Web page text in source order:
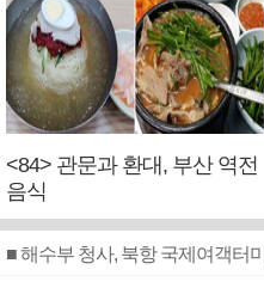
<84> 관문과 환대, 부산 역전
음식
■ 해수부 청사, 북항 국제여객터